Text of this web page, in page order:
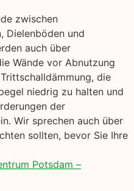
zwischen
Dielenböden und
auch über
Wände vor Abnutzung
die
niedrig zu halten und
der
Wir sprechen auch über
sollten, bevor Sie Ihre
Potsdam –